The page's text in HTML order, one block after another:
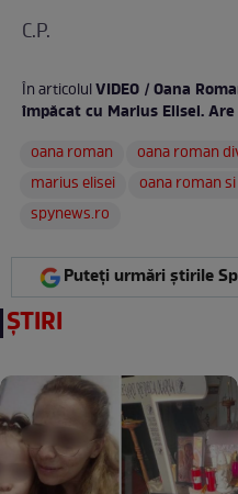
C.P.
În articolulVIDEO / Oana
împăcat cu Marius Elisei.
oana roman
oana roman
marius elisei
oana roman
spynews.ro
Puteți urmări știrile
ȘTIRI